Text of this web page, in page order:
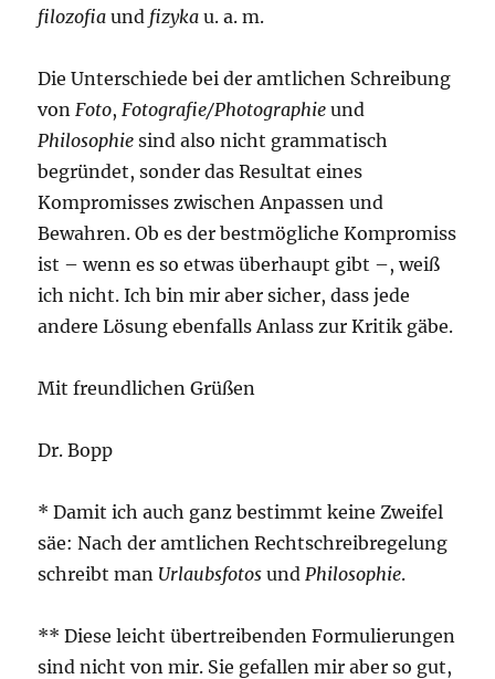
filozofia und fizyka u. a. m.
Die Unterschiede bei der amtlichen Schreibung
vonFoto,Fotografie/Photographieund
Philosophie sind also nicht grammatisch
begründet, sonder das Resultat eines
Kompromisses zwischen Anpassen und
Bewahren. Ob es der bestmögliche Kompromiss
ist – wenn es so etwas überhaupt gibt –, weiß
ich nicht. Ich bin mir aber sicher, dass jede
andere Lösung ebenfalls Anlass zur Kritik gäbe.
Mit freundlichen Grüßen
Dr. Bopp
* Damit ich auch ganz bestimmt keine Zweifel
säe: Nach der amtlichen Rechtschreibregelung
schreibt man Urlaubsfotos undPhilosophie.
** Diese leicht übertreibenden Formulierungen
sind nicht von mir. Sie gefallen mir aber so gut,